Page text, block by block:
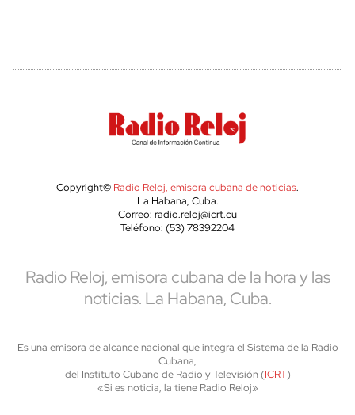
Copyright© Radio Reloj, emisora cubana de noticias.
La Habana, Cuba.
Correo: radio.reloj@icrt.cu
Teléfono: (53) 78392204
Radio Reloj, emisora cubana de la hora y las
noticias. La Habana, Cuba.
Es una emisora de alcance nacional que integra el Sistema de la Radio
Cubana,
del Instituto Cubano de Radio y Televisión (ICRT)
«Si es noticia, la tiene Radio Reloj»